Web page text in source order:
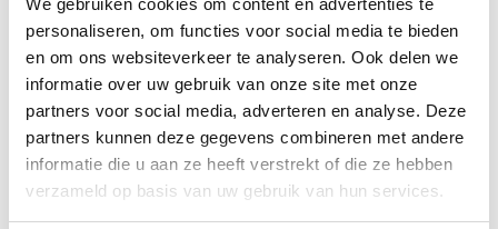
personaliseren, om functies voor social media te bieden
en om ons websiteverkeer te analyseren. Ook delen we
informatie over uw gebruik van onze site met onze
partners voor social media, adverteren en analyse. Deze
partners kunnen deze gegevens combineren met andere
informatie die u aan ze heeft verstrekt of die ze hebben
verzameld op basis van uw gebruik van hun services.
Met 60+ verkooppunten in Nederland en België staan wij
met onze XL Travelcenters, mobiele reisadviseurs van
TravelXL@Home en deze website altijd voor uw vakantie
klaar.
• Ontzorgen van A-Z • Onafhankelijk advies • Maatwerk •
Bespaar tijd en stress
TravelXLreisbureau's